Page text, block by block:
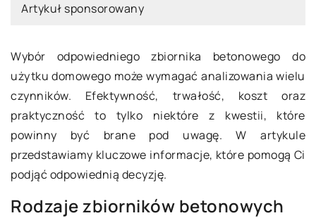
Artykuł sponsorowany
Wybór odpowiedniego zbiornika betonowego do
użytku domowego może wymagać analizowania wielu
czynników. Efektywność, trwałość, koszt oraz
praktyczność to tylko niektóre z kwestii, które
powinny być brane pod uwagę. W artykule
przedstawiamy kluczowe informacje, które pomogą Ci
podjąć odpowiednią decyzję.
Rodzaje zbiorników betonowych